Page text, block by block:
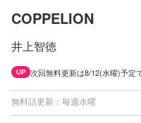
COPPELION
井上智徳
UP 次回無料更新は8/12(水曜)予定
無料話更新：毎週水曜